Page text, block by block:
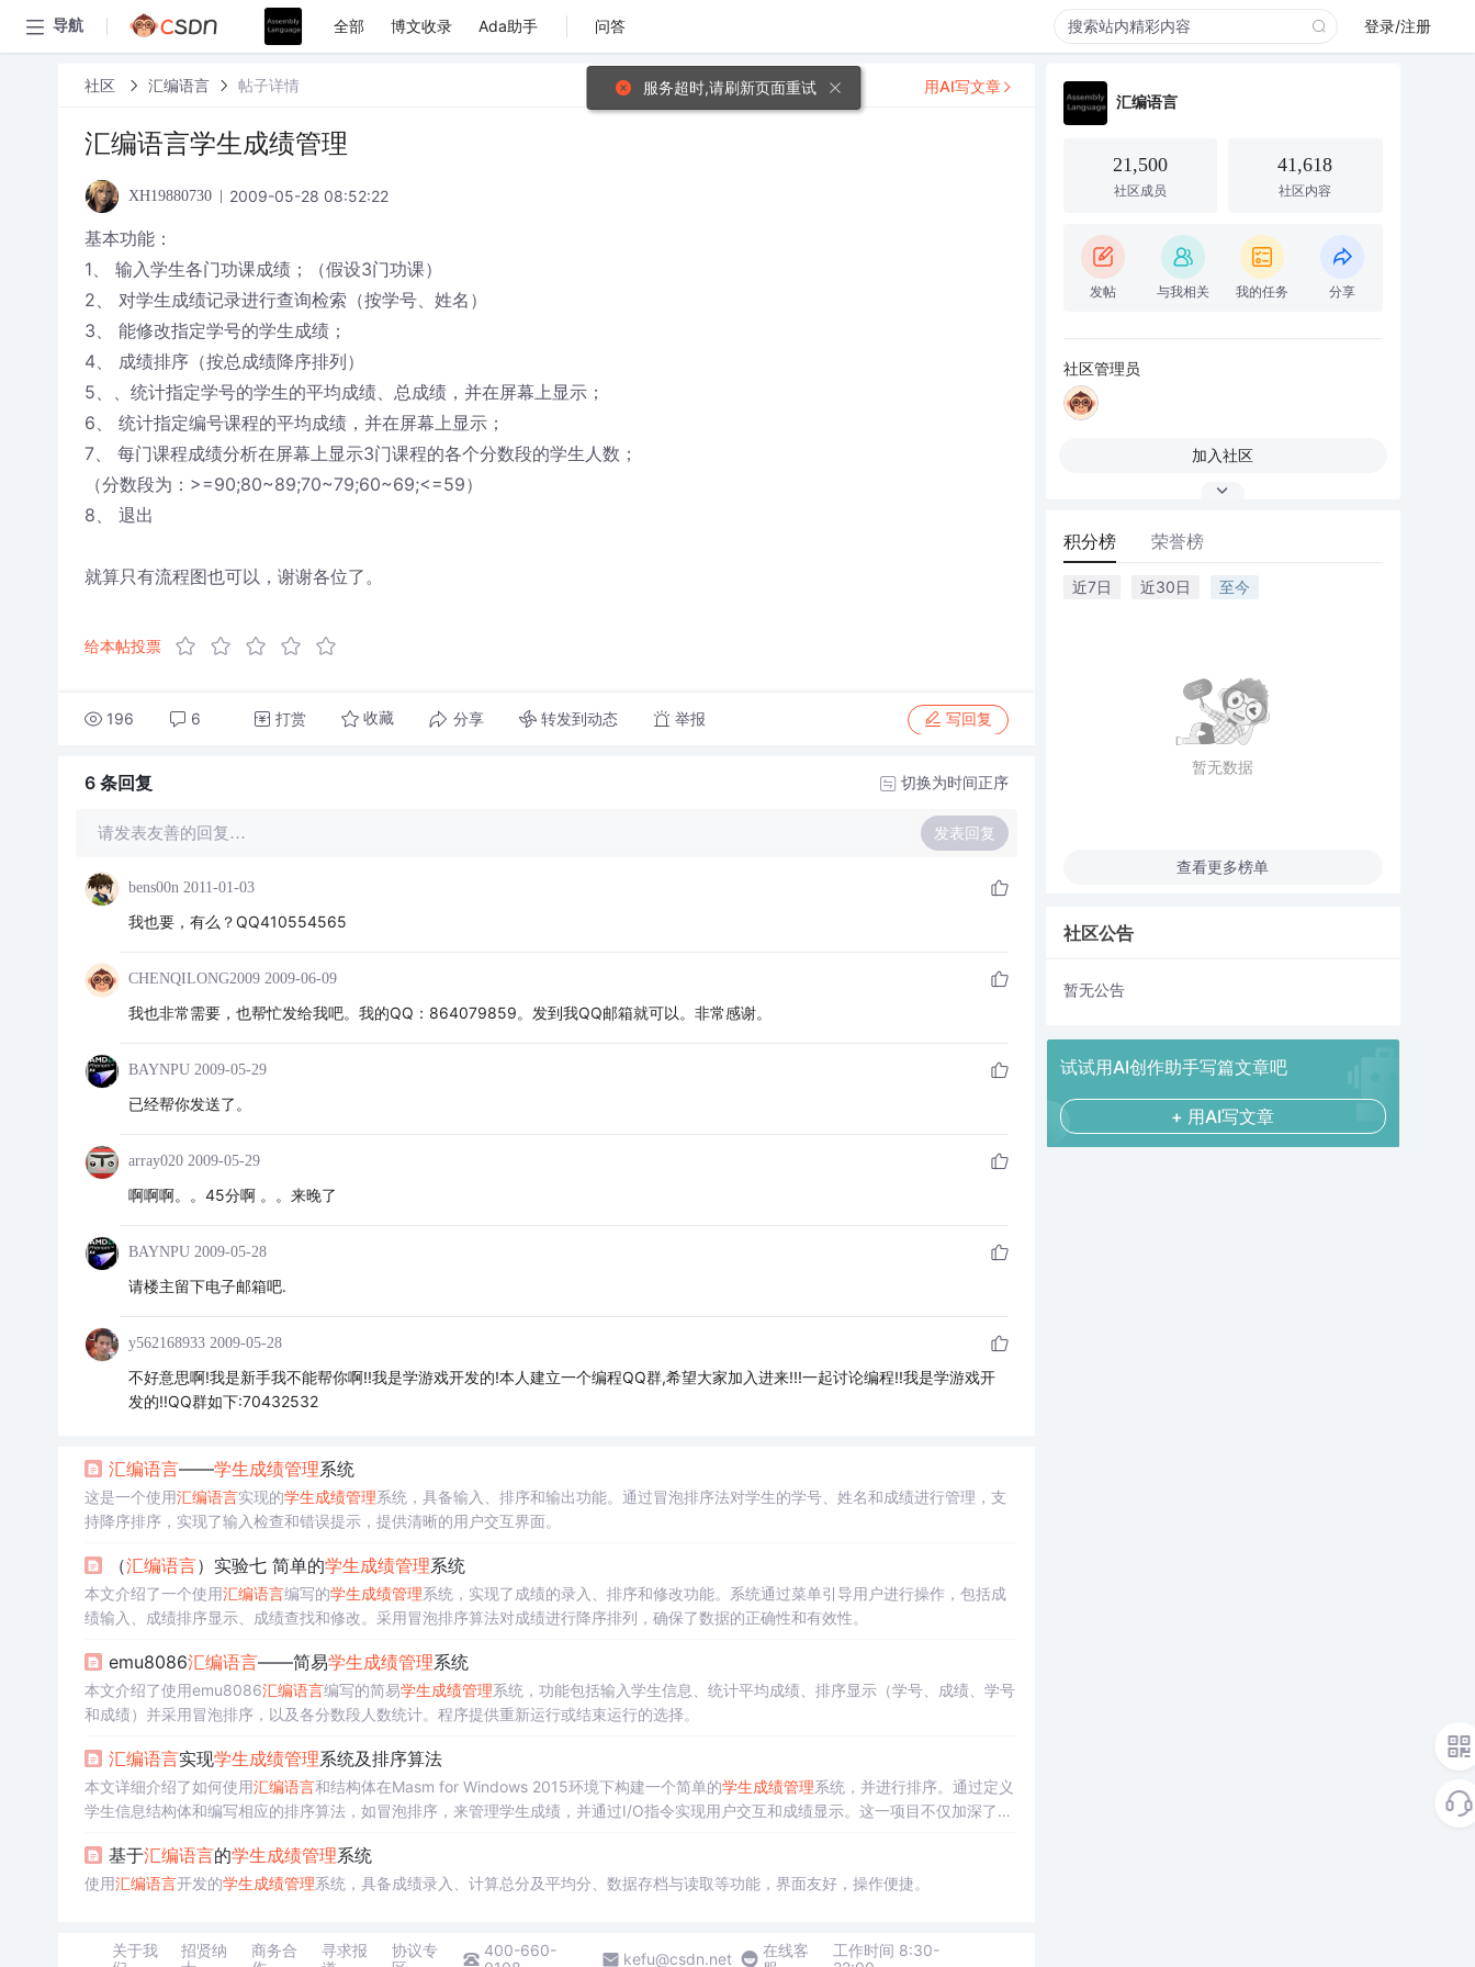
导航 全部 博文收录 Ada助手 问答 登录/注册
社区 汇编语言 帖子详情
汇编语言学生成绩管理
XH19880730 2009-05-28 08:52:22
基本功能：
1、 输入学生各门功课成绩；（假设3门功课）
2、 对学生成绩记录进行查询检索（按学号、姓名）
3、 能修改指定学号的学生成绩；
4、 成绩排序（按总成绩降序排列）
5、、统计指定学号的学生的平均成绩、总成绩，并在屏幕上显示；
6、 统计指定编号课程的平均成绩，并在屏幕上显示；
7、 每门课程成绩分析在屏幕上显示3门课程的各个分数段的学生人数；
（分数段为：>=90;80~89;70~79;60~69;<=59）
8、 退出
就算只有流程图也可以，谢谢各位了。
给本帖投票
196 6 打赏 收藏 分享 转发到动态 举报 写回复
用AI写文章
6 条回复 切换为时间正序
请发表友善的回复… 发表回复
bens00n 2011-01-03
我也要，有么？QQ410554565
CHENQILONG2009 2009-06-09
我也非常需要，也帮忙发给我吧。我的QQ：864079859。发到我QQ邮箱就可以。非常感谢。
BAYNPU 2009-05-29
已经帮你发送了。
array020 2009-05-29
啊啊啊。。45分啊 。。来晚了
BAYNPU 2009-05-28
请楼主留下电子邮箱吧.
y562168933 2009-05-28
不好意思啊!我是新手我不能帮你啊!!我是学游戏开发的!本人建立一个编程QQ群,希望大家加入进来!!!一起讨论编程!!我是学游戏开
发的!!QQ群如下:70432532
汇编语言——学生成绩管理系统
这是一个使用汇编语言实现的学生成绩管理系统，具备输入、排序和输出功能。通过冒泡排序法对学生的学号、姓名和成绩进行管理，支
持降序排序，实现了输入检查和错误提示，提供清晰的用户交互界面。
（汇编语言）实验七 简单的学生成绩管理系统
本文介绍了一个使用汇编语言编写的学生成绩管理系统，实现了成绩的录入、排序和修改功能。系统通过菜单引导用户进行操作，包括成
绩输入、成绩排序显示、成绩查找和修改。采用冒泡排序算法对成绩进行降序排列，确保了数据的正确性和有效性。
emu8086汇编语言——简易学生成绩管理系统
本文介绍了使用emu8086汇编语言编写的简易学生成绩管理系统，功能包括输入学生信息、统计平均成绩、排序显示（学号、成绩、学号
和成绩）并采用冒泡排序，以及各分数段人数统计。程序提供重新运行或结束运行的选择。
汇编语言实现学生成绩管理系统及排序算法
本文详细介绍了如何使用汇编语言和结构体在Masm for Windows 2015环境下构建一个简单的学生成绩管理系统，并进行排序。通过定义
学生信息结构体和编写相应的排序算法，如冒泡排序，来管理学生成绩，并通过I/O指令实现用户交互和成绩显示。这一项目不仅加深了对
基于汇编语言的学生成绩管理系统
使用汇编语言开发的学生成绩管理系统，具备成绩录入、计算总分及平均分、数据存档与读取等功能，界面友好，操作便捷。
关于我
招贤纳
商务合
寻求报
协议专
400-660-
kefu@csdn.net
在线客
工作时间 8:30-
汇编语言
21,500
社区成员
41,618
社区内容
发帖 与我相关 我的任务 分享
社区管理员
加入社区
积分榜 荣誉榜
近7日 近30日 至今
暂无数据
查看更多榜单
社区公告
暂无公告
试试用AI创作助手写篇文章吧
+ 用AI写文章
服务超时,请刷新页面重试